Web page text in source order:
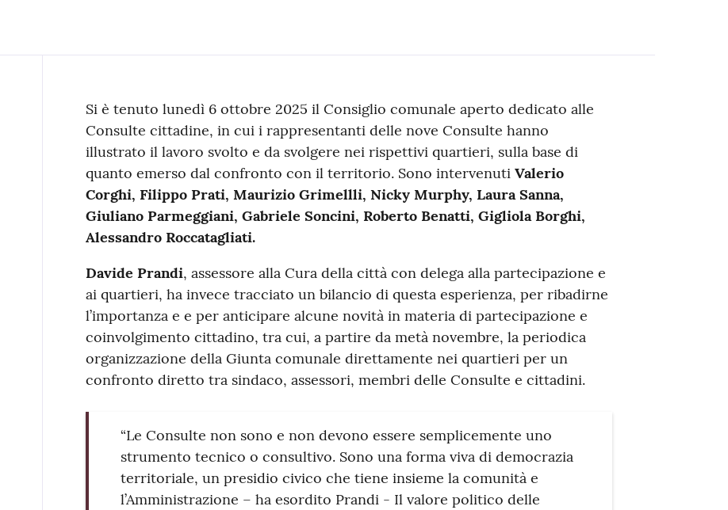
Contenuto
Si è tenuto lunedì 6 ottobre 2025 il Consiglio comunale aperto dedicato alle
Consulte cittadine, in cui i rappresentanti delle nove Consulte hanno
illustrato il lavoro svolto e da svolgere nei rispettivi quartieri, sulla base di
quanto emerso dal confronto con il territorio. Sono intervenuti Valerio
Corghi, Filippo Prati, Maurizio Grimellli, Nicky Murphy, Laura Sanna,
Giuliano Parmeggiani, Gabriele Soncini, Roberto Benatti, Gigliola Borghi,
Alessandro Roccatagliati.
Davide Prandi, assessore alla Cura della città con delega alla partecipazione e
ai quartieri, ha invece tracciato un bilancio di questa esperienza, per ribadirne
l’importanza e e per anticipare alcune novità in materia di partecipazione e
coinvolgimento cittadino, tra cui, a partire da metà novembre, la periodica
organizzazione della Giunta comunale direttamente nei quartieri per un
confronto diretto tra sindaco, assessori, membri delle Consulte e cittadini.
“Le Consulte non sono e non devono essere semplicemente uno
strumento tecnico o consultivo. Sono una forma viva di democrazia
territoriale, un presidio civico che tiene insieme la comunità e
l’Amministrazione – ha esordito Prandi - Il valore politico delle